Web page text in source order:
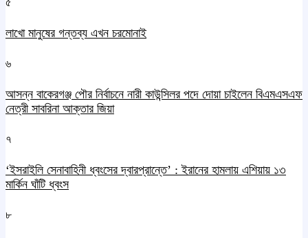
৫
লাখো মানুষের গন্তব্য এখন চরমোনাই
৬
আসন্ন বাকেরগঞ্জ পৌর নির্বাচনে নারী কাউন্সিলর পদে দোয়া চাইলেন বিএমএসএফ
নেত্রী সাবরিনা আক্তার জিয়া
৭
‘ইসরাইলি সেনাবাহিনী ধ্বংসের দ্বারপ্রান্তে’ : ইরানের হামলায় এশিয়ায় ১৩
মার্কিন ঘাঁটি ধ্বংস
৮